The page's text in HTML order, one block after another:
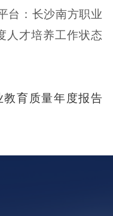
台：长沙南方职业
人才培养工作状态
育质量年度报告